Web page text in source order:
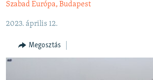
Ugrás
VIDEÓK
ELEMZŐ
NER15
SZABADON
Szabad Európa, Budapest
2023. április 12.
Megosztás